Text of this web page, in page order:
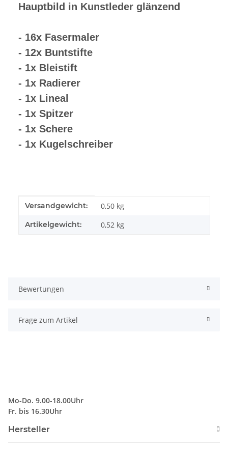
Hauptbild in Kunstleder glänzend
- 16x Fasermaler
- 12x Buntstifte
- 1x Bleistift
- 1x Radierer
- 1x Lineal
- 1x Spitzer
- 1x Schere
- 1x Kugelschreiber
Produkteigenschaft
Wert
Versandgewicht: 0,50 kg
Artikelgewicht: 0,52 kg
Bewertungen
Frage zum Artikel
Mo-Do. 9.00-18.00Uhr
Fr. bis 16.30Uhr
Hersteller